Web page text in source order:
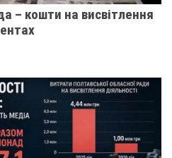
– кошти на висвітлення